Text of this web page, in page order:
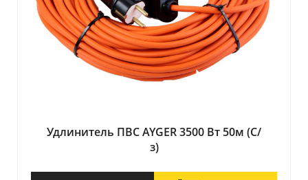
Удлинитель ПВС AYGER 3500 Вт 50м (С/
з)